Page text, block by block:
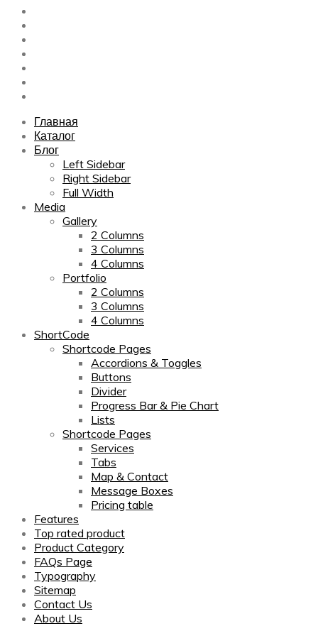
Главная
Каталог
Блог
Left Sidebar
Right Sidebar
Full Width
Media
Gallery
2 Columns
3 Columns
4 Columns
Portfolio
2 Columns
3 Columns
4 Columns
ShortCode
Shortcode Pages
Accordions & Toggles
Buttons
Divider
Progress Bar & Pie Chart
Lists
Shortcode Pages
Services
Tabs
Map & Contact
Message Boxes
Pricing table
Features
Top rated product
Product Category
FAQs Page
Typography
Sitemap
Contact Us
About Us